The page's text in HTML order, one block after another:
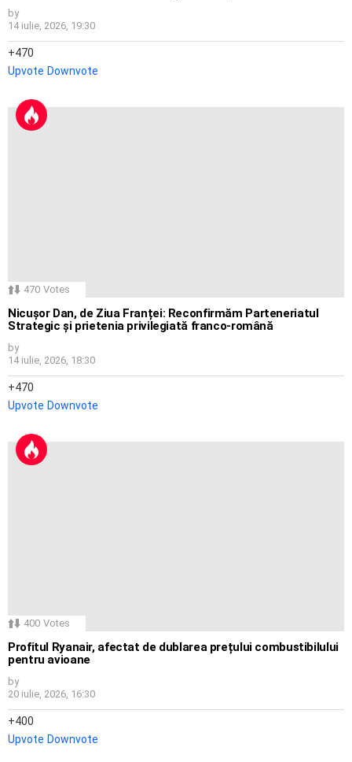
by
14 iulie, 2026, 19:30
470
Upvote Downvote
470 Votes
Nicușor Dan, de Ziua Franței: Reconfirmăm Parteneriatul
Strategic și prietenia privilegiată franco-română
by
14 iulie, 2026, 18:30
470
Upvote Downvote
400 Votes
Profitul Ryanair, afectat de dublarea prețului combustibilului
pentru avioane
by
20 iulie, 2026, 16:30
400
Upvote Downvote